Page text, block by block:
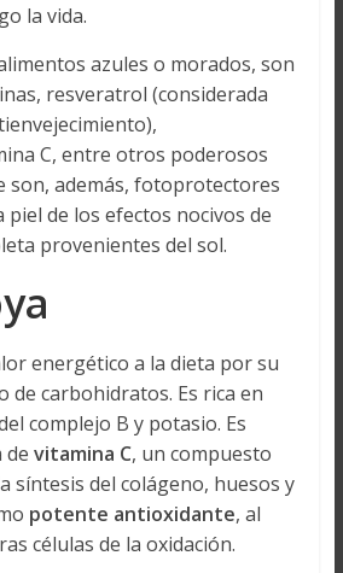
la vida.
azules o morados, son
resveratrol (considerada
C, entre otros poderosos
son, además, fotoprotectores
de los efectos nocivos de
provenientes del sol.
energético a la dieta por su
de carbohidratos. Es rica en
complejo B y potasio. Es
de vitamina C, un compuesto
síntesis del colágeno, huesos y
potente antioxidante, al
células de la oxidación.